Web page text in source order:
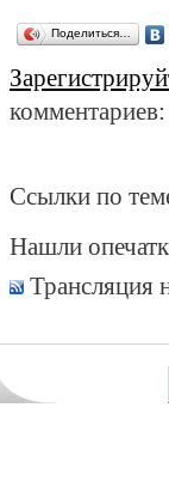
Поделиться…
Ссылки по
Нашли
Трансляция